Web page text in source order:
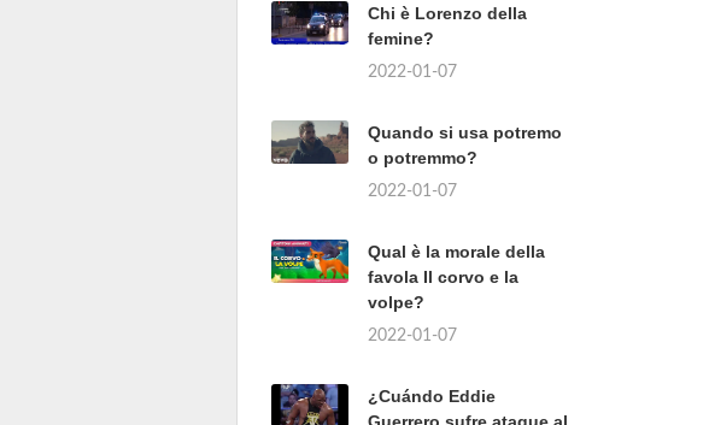
Chi è Lorenzo della
femine?
2022-01-07
Quando si usa potremo
o potremmo?
2022-01-07
Qual è la morale della
favola Il corvo e la
volpe?
2022-01-07
¿Cuándo Eddie